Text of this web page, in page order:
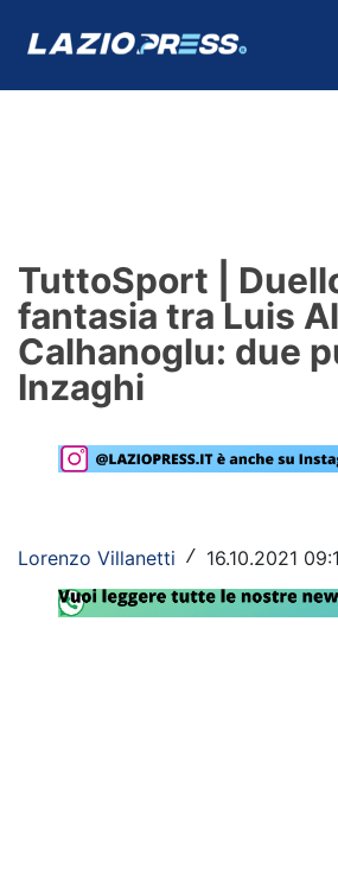
Formello
Infortuni
Primavera
Calciomercato
Rassegna Lazio
Social
TuttoSport |
fantasia tra Luis
Calhanoglu: due
Inzaghi
Lorenzo Villanetti / 16.10.2021